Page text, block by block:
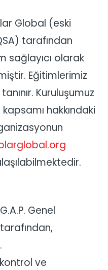
Global (eski
tarafından
sağlayıcı olarak
Eğitimlerimiz
Kuruluşumuz
hakkındaki
Genel
ve